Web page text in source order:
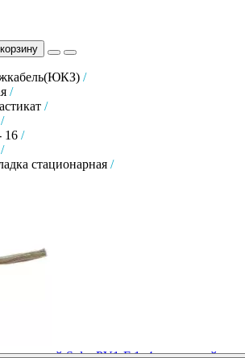
/
/
/
/
16 /
/
стационарная /